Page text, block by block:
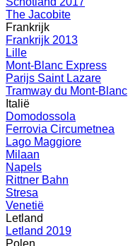
The Jacobite
Frankrijk
Frankrijk 2013
Lille
Mont-Blanc Express
Parijs Saint Lazare
Tramway du Mont-Blanc
Italië
Domodossola
Ferrovia Circumetnea
Lago Maggiore
Milaan
Napels
Rittner Bahn
Stresa
Venetië
Letland
Letland 2019
Polen